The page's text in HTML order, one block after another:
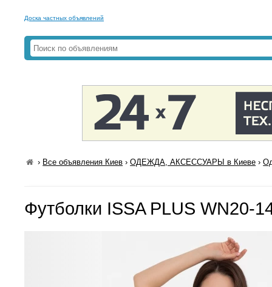
Доска частных объявлений
› Все объявления Киев ›ОДЕЖДА, АКСЕССУАРЫ в Киеве ›
Футболки ISSA PLUS WN20-